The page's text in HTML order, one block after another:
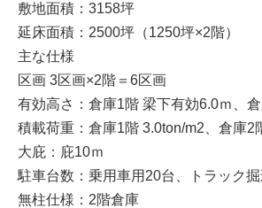
敷地面積：3158坪
延床面積：2500坪（1250坪×2階）
主な仕様
区画 3区画×2階＝6区画
有効高さ：倉庫1階 梁下有効6.0ｍ、
積載荷重：倉庫1階 3.0ton/m2、倉庫2
大庇：庇10ｍ
駐車台数：乗用車用20台、トラック
無柱仕様：2階倉庫